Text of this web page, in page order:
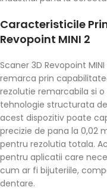
Caracteristicile
Revopoint MINI 2
Scaner 3D Revopoint
remarca prin
rezolutie remarcabila si
tehnologie structurata
acest dispozitiv poate
precizie de pana la 0,02
pentru rezolutia totala.
pentru aplicatii care
cum ar fi bijuteriile,
dentare.